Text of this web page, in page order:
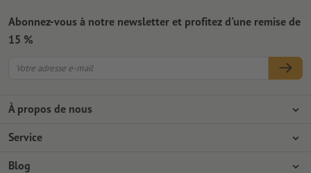
À propos de nous
L'entreprise
Service
Modes de paiement
Blog
Abonnez-vous à notre newsletter et profitez d'une remise de
15 %